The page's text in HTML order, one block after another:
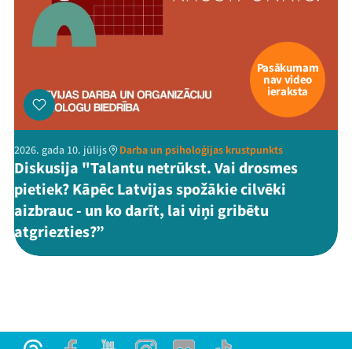
Pasākumam
nav video
ieraksta
2026. gada 10. jūlijs Darba un psiholoģijas krustpunkts
Diskusija "Talantu netrūkst. Vai drosmes
pietiek? Kāpēc Latvijas spožākie cilvēki
aizbrauc - un ko darīt, lai viņi gribētu
atgriezties?”